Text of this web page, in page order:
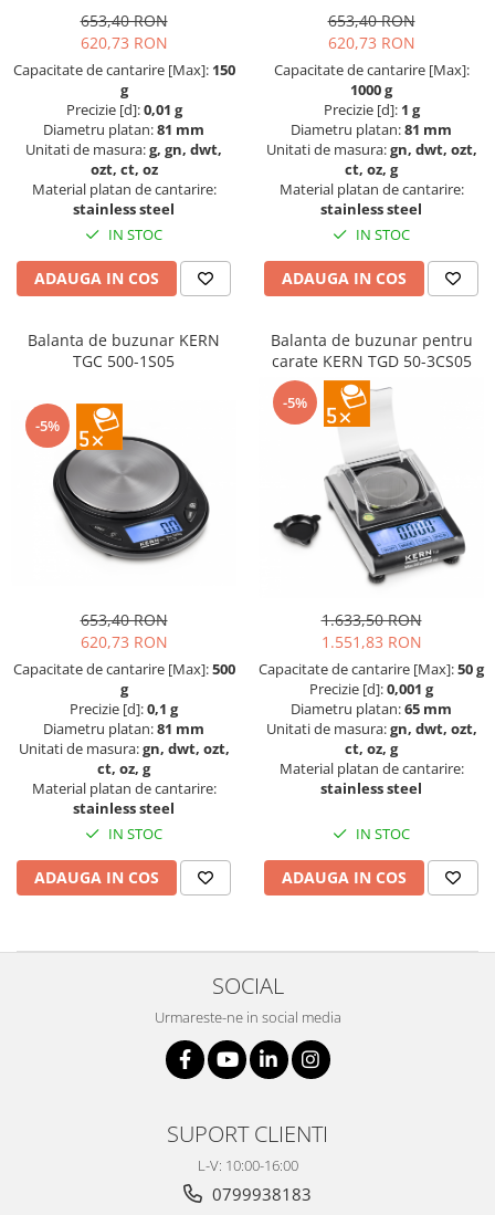
Filtru Lambda
Filtru microscop
Filtru Quartz wedge
Huse de protectie
Iluminare microscop
Kit camp intunecat
Lichid calibrare
Masa microscop
Obiective microscoape
Oculare microscop
Unitate contrast de faza
Unitate polarizare
Standard calibrare
Scala aditionala refractometru
653,40 RON
620,73 RON
Capacitate de cantarire [Max]: 150
g
Precizie [d]:0,01 g
Diametru platan:81 mm
Unitati de masura:g, gn, dwt,
ozt, ct, oz
Material platan de cantarire:
stainless steel
IN STOC
ADAUGA IN COS
653,40 RON
620,73 RON
Capacitate de cantarire [Max]:
1000 g
Precizie [d]: 1 g
Diametru platan:81 mm
Unitati de masura:gn, dwt, ozt,
ct, oz, g
Material platan de cantarire:
stainless steel
IN STOC
ADAUGA IN COS
Balanta de buzunar KERN
TGC 500-1S05
-5%
653,40 RON
620,73 RON
Capacitate de cantarire [Max]:500
g
Precizie [d]:0,1 g
Diametru platan:81 mm
Unitati de masura:gn, dwt, ozt,
ct, oz, g
Material platan de cantarire:
stainless steel
IN STOC
ADAUGA IN COS
Balanta de buzunar pentru
carate KERN TGD 50-3CS05
-5%
1.633,50 RON
1.551,83 RON
Capacitate de cantarire [Max]:50 g
Precizie [d]:0,001 g
Diametru platan:65 mm
Unitati de masura:gn, dwt, ozt,
ct, oz, g
Material platan de cantarire:
stainless steel
IN STOC
ADAUGA IN COS
SOCIAL
Urmareste-ne in social media
SUPORT CLIENTI
L-V: 10:00-16:00
0799938183